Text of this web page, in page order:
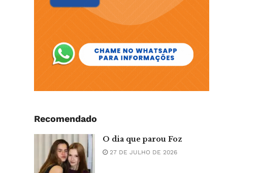
Recomendado
O dia que parou Foz
27 DE JULHO DE 2026